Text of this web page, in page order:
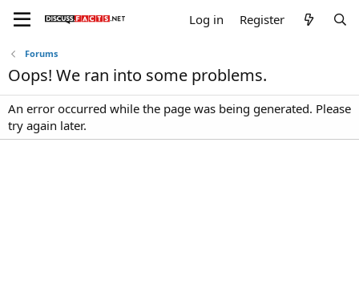
Log in Register
Forums
Oops! We ran into some problems.
An error occurred while the page was being generated. Please
try again later.